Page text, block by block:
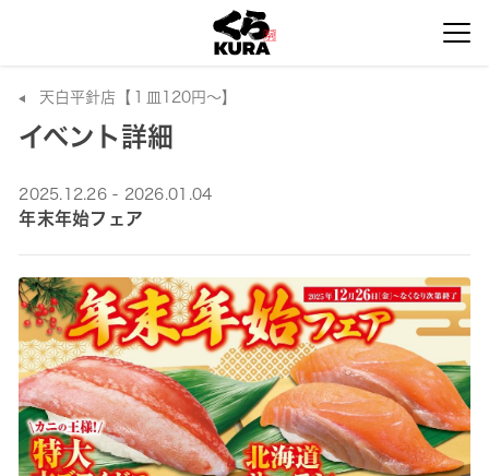
天白平針店【１皿120円～】
イベント詳細
2025.12.26 - 2026.01.04
年末年始フェア